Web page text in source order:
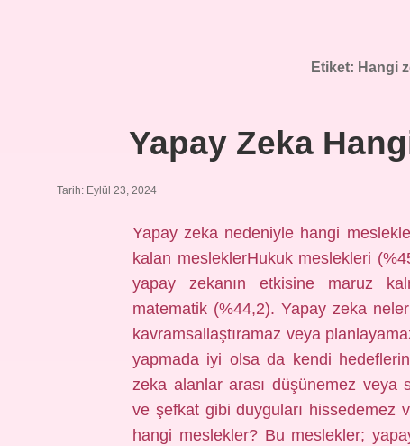
Etiket: Hangi
Yapay Zeka
Tarih: Eylül 23, 2024
Yapay zeka nedeniyle hangi
kalan mesleklerHukuk meslekleri
yapay zekanın etkisine maruz
matematik (%44,2). Yapay zeka
kavramsallaştıramaz veya
yapmada iyi olsa da kendi
zeka alanlar arası düşünemez veya
ve şefkat gibi duyguları hissedemez
hangi meslekler? Bu meslekler;